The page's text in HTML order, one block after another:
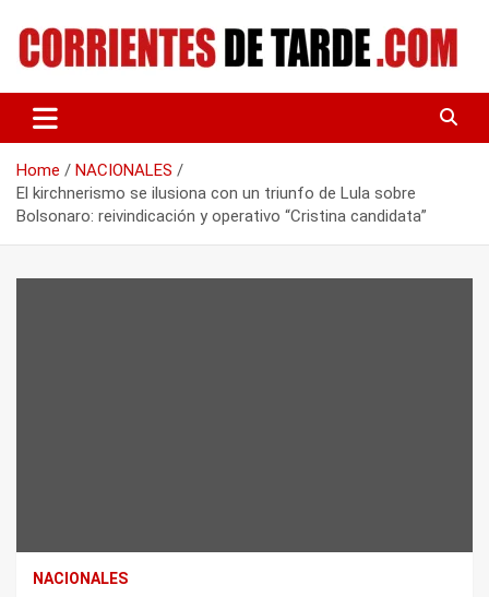
content
CORRIENTES DE TARDE
Home
NACIONALES
El kirchnerismo se ilusiona con un triunfo de Lula sobre
Bolsonaro: reivindicación y operativo “Cristina candidata”
NACIONALES